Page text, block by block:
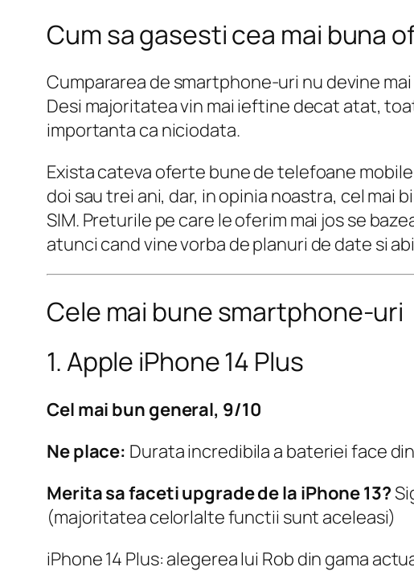
Cum sa gasesti cea mai buna
Cumpararea de smartphone-uri nu devine
Desi majoritatea vin mai ieftine decat atat,
importanta ca niciodata.
Exista cateva oferte bune de telefoane
doi sau trei ani, dar, in opinia noastra, cel
SIM. Preturile pe care le oferim mai jos se
atunci cand vine vorba de planuri de date si
Cele mai bune smartphone-uri
1. Apple iPhone 14 Plus
Cel mai bun general, 9/10
Ne place: Durata incredibila a bateriei face
Merita sa faceti upgrade de la iPhone 13?
(majoritatea celorlalte functii sunt aceleasi)
iPhone 14 Plus: alegerea lui Rob din gama